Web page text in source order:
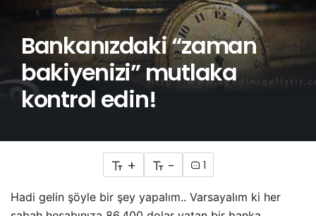
Bankanızdaki “zaman
bakiyenizi” mutlaka
kontrol edin!
+ - 1
Hadi gelin şöyle bir şey yapalım.. Varsayalım ki her